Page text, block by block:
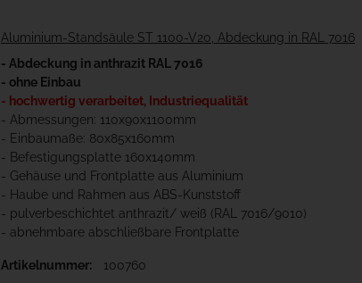
Aluminium-Standsäule ST 1100-V20, Abdeckung in RAL 7016
- Abdeckung in anthrazit RAL 7016
- ohne Einbau
- hochwertig verarbeitet, Industriequalität
- Abmessungen: 110x90x1100mm
- Einbaumaße: 80x85x160mm
- Befestigungsplatte 160x140mm
- Gehäuse und Frontplatte aus Aluminium
- Haube und Rahmen aus ABS-Kunststoff
- pulverbeschichtet anthrazit/ weiß (RAL 7016/9010)
- abnehmbare abschließbare Frontplatte
Artikelnummer:
100760